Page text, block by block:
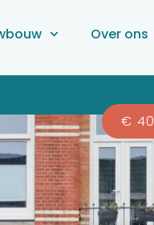
Over ons